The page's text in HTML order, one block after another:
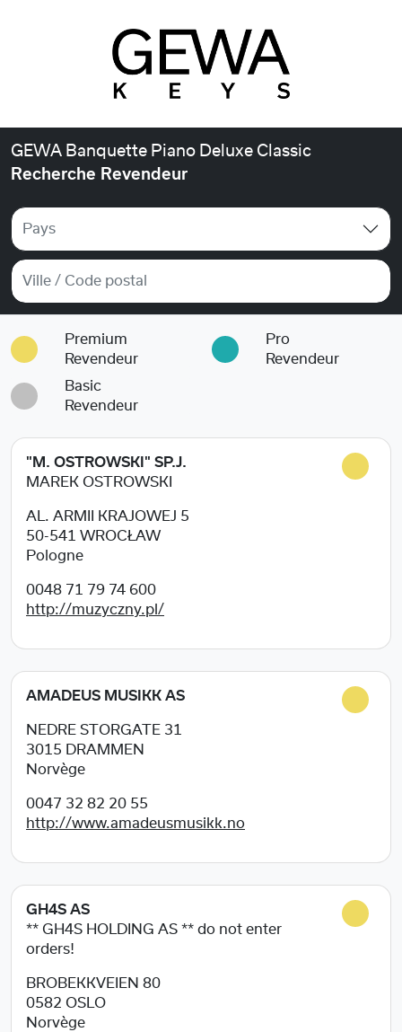
GEWA Banquette Piano Deluxe Classic
Recherche Revendeur
Pays
Premium
Revendeur
Pro
Revendeur
Basic
Revendeur
"M. OSTROWSKI" SP.J.
MAREK OSTROWSKI
AL. ARMII KRAJOWEJ 5
50-541 WROCŁAW
Pologne
0048 71 79 74 600
http://muzyczny.pl/
AMADEUS MUSIKK AS
NEDRE STORGATE 31
3015
DRAMMEN
Norvège
0047 32 82 20 55
http://www.amadeusmusikk.no
GH4S AS
** GH4S HOLDING AS ** do not enter
orders!
BROBEKKVEIEN 80
0582 OSLO
Norvège